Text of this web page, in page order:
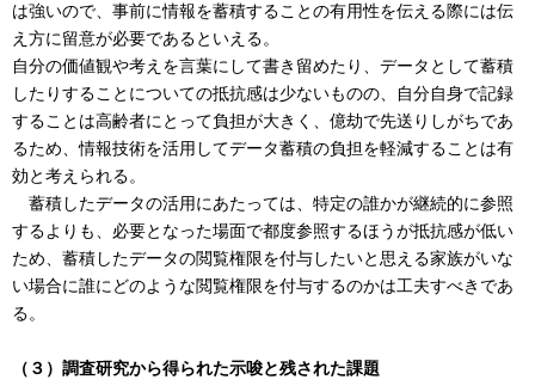
は強いので、事前に情報を蓄積することの有用性を伝える際には伝
え方に留意が必要であるといえる。
自分の価値観や考えを言葉にして書き留めたり、データとして蓄積
したりすることについての抵抗感は少ないものの、自分自身で記録
することは高齢者にとって負担が大きく、億劫で先送りしがちであ
るため、情報技術を活用してデータ蓄積の負担を軽減することは有
効と考えられる。
蓄積したデータの活用にあたっては、特定の誰かが継続的に参照
するよりも、必要となった場面で都度参照するほうが抵抗感が低い
ため、蓄積したデータの閲覧権限を付与したいと思える家族がいな
い場合に誰にどのような閲覧権限を付与するのかは工夫すべきであ
る。
（３）調査研究から得られた示唆と残された課題